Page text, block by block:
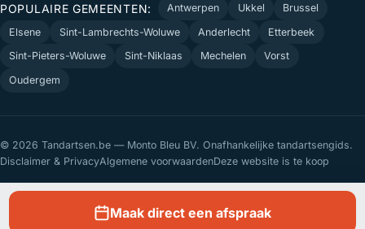
POPULAIRE GEMEENTEN: Antwerpen Ukkel
Brussel
Elsene
Sint-Lambrechts-Woluwe Anderlecht
Etterbeek
Sint-Pieters-Woluwe
Sint-Niklaas Mechelen
Vorst
Oudergem
© 2026 Tandartsen.be — Monto Bleu BV. Onafhankelijke tandartsengids.
Disclaimer & PrivacyAlgemene voorwaardenDeze website is te koop
Maak direct een afspraak